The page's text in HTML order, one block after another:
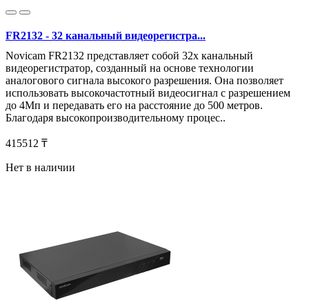
FR2132 - 32 канальный видеорегистра...
Novicam FR2132 представляет собой 32х канальный
видеорегистратор, созданный на основе технологии
аналогового сигнала высокого разрешения. Она позволяет
использовать высокочастотный видеосигнал с разрешением
до 4Мп и передавать его на расстояние до 500 метров.
Благодаря высокопроизводительному процес..
415512 ₸
Нет в наличии